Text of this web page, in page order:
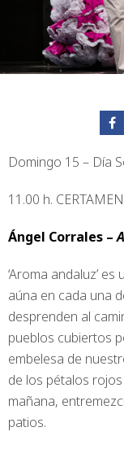
Domingo 15 – Día
11.00 h.
Ángel Corrales –
‘Aroma andaluz’
aúna en cada una
desprenden al
pueblos cubiertos
embelesa de
de los pétalos
mañana,
patios.